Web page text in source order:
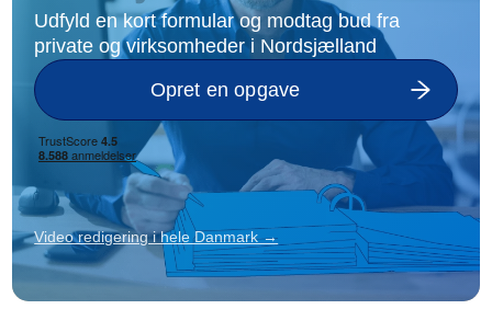
Udfyld en kort formular og modtag bud fra
private og virksomheder i Nordsjælland
Opret en opgave
Video redigering i hele Danmark →